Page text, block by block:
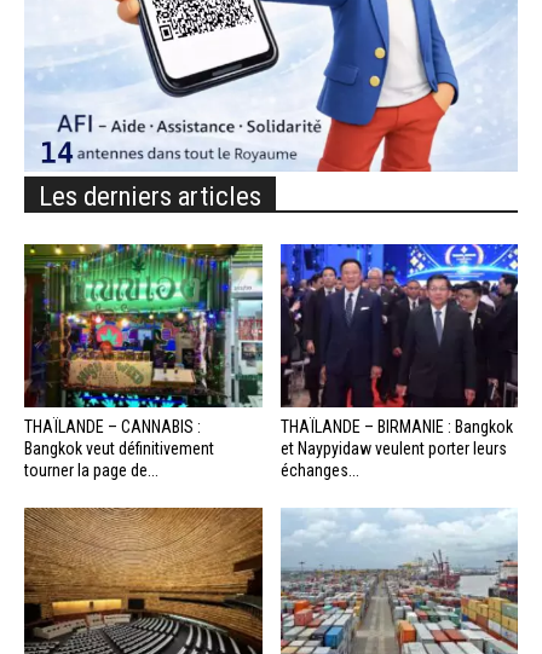
Les derniers articles
THAÏLANDE – CANNABIS :
Bangkok veut définitivement
tourner la page de...
THAÏLANDE – BIRMANIE : Bangkok
et Naypyidaw veulent porter leurs
échanges...